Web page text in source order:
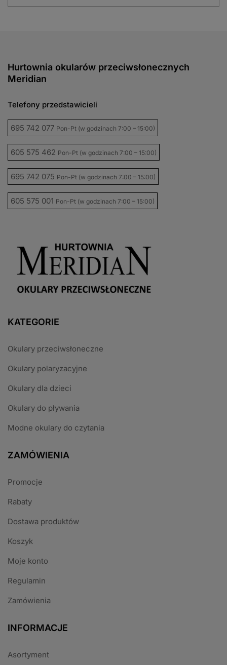
Hurtownia okularów przeciwsłonecznych
Meridian
Telefony przedstawicieli
695 742 077 Pon-Pt (w godzinach 7:00 – 15:00)
605 575 462 Pon-Pt (w godzinach 7:00 – 15:00)
695 742 075 Pon-Pt (w godzinach 7:00 – 15:00)
605 575 001 Pon-Pt (w godzinach 7:00 – 15:00)
KATEGORIE
Okulary przeciwsłoneczne
Okulary polaryzacyjne
Okulary dla dzieci
Okulary do pływania
Modne okulary do czytania
ZAMÓWIENIA
Promocje
Rabaty
Dostawa produktów
Koszyk
Moje konto
Regulamin
Zamówienia
INFORMACJE
Asortyment